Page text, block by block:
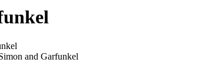
and Garfunkel